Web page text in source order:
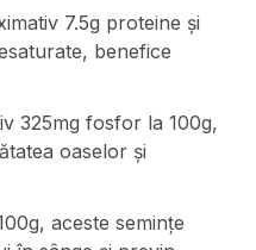
7.5g proteine și
benefice
325mg fosfor la 100g,
oaselor și
aceste semințe